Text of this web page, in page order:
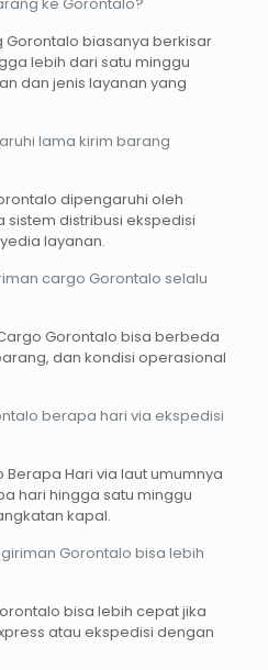
Gorontalo biasanya berkisar
lebih dari satu minggu
dan jenis layanan yang
lama kirim barang
dipengaruhi oleh
distribusi ekspedisi
layanan.
cargo Gorontalo selalu
Gorontalo bisa berbeda
dan kondisi operasional
berapa hari via ekspedisi
Berapa Hari via laut umumnya
hari hingga satu minggu
kapal.
Gorontalo bisa lebih
bisa lebih cepat jika
atau ekspedisi dengan